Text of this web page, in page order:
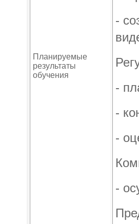
Планируемые
результаты
обучения
-
-
-
-
-